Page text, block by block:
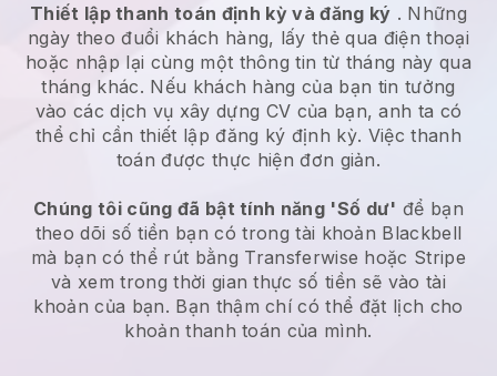
Thiết lập thanh toán định kỳ và đăng ký . Những
ngày theo đuổi khách hàng, lấy thẻ qua điện thoại
hoặc nhập lại cùng một thông tin từ tháng này qua
tháng khác. Nếu khách hàng của bạn tin tưởng
vào các dịch vụ xây dựng CV của bạn, anh ta có
thể chỉ cần thiết lập đăng ký định kỳ. Việc thanh
toán được thực hiện đơn giản.
Chúng tôi cũng đã bật tính năng 'Số dư' để bạn
theo dõi số tiền bạn có trong tài khoản Blackbell
mà bạn có thể rút bằng Transferwise hoặc Stripe
và xem trong thời gian thực số tiền sẽ vào tài
khoản của bạn. Bạn thậm chí có thể đặt lịch cho
khoản thanh toán của mình.